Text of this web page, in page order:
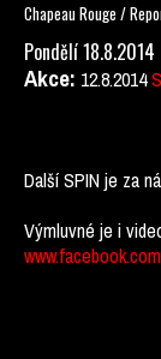
Chapeau Rouge /
Pondělí
Akce: 12.8.2014
Další SPIN je za
Výmluvné je i